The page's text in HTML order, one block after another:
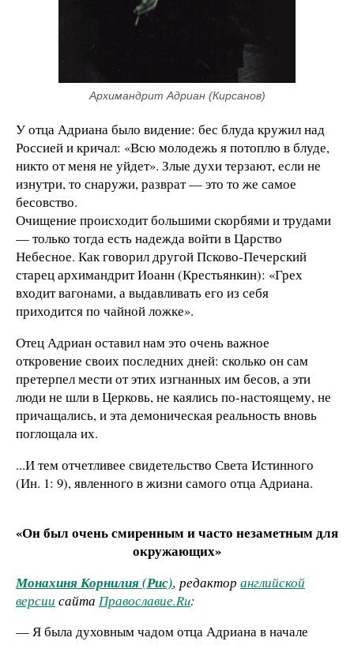
Архимандрит Адриан (Кирсанов)
У отца Адриана было видение: бес блуда кружил над
Россией и кричал: «Всю молодежь я потоплю в блуде,
никто от меня не уйдет». Злые духи терзают, если не
изнутри, то снаружи, разврат — это то же самое
бесовство.
Очищение происходит большими скорбями и трудами
— только тогда есть надежда войти в Царство
Небесное. Как говорил другой Псково-Печерский
старец архимандрит Иоанн (Крестьянкин): «Грех
входит вагонами, а выдавливать его из себя
приходится по чайной ложке».
Отец Адриан оставил нам это очень важное
откровение своих последних дней: сколько он сам
претерпел мести от этих изгнанных им бесов, а эти
люди не шли в Церковь, не каялись по-настоящему, не
причащались, и эта демоническая реальность вновь
поглощала их.
...И тем отчетливее свидетельство Света Истинного
(Ин. 1: 9), явленного в жизни самого отца Адриана.
«Он был очень смиренным и часто незаметным для
окружающих»
Монахиня Корнилия (Рис), редактор английской
версии сайта Православие.Ru:
— Я была духовным чадом отца Адриана в начале